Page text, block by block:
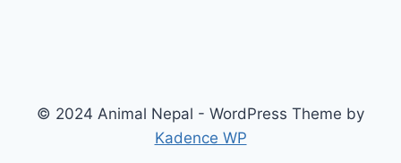
© 2024 Animal Nepal - WordPress Theme by
Kadence WP